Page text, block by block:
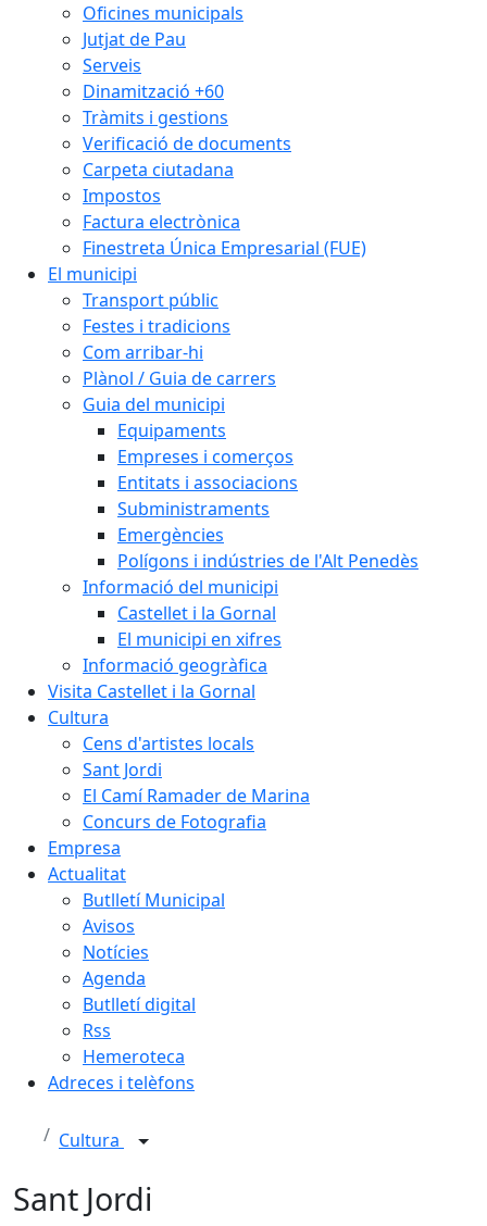
Oficines municipals
Jutjat de Pau
Serveis
Dinamització +60
Tràmits i gestions
Verificació de documents
Carpeta ciutadana
Impostos
Factura electrònica
Finestreta Única Empresarial (FUE)
El municipi
Transport públic
Festes i tradicions
Com arribar-hi
Plànol / Guia de carrers
Guia del municipi
Equipaments
Empreses i comerços
Entitats i associacions
Subministraments
Emergències
Polígons i indústries de l'Alt Penedès
Informació del municipi
Castellet i la Gornal
El municipi en xifres
Informació geogràfica
Visita Castellet i la Gornal
Cultura
Cens d'artistes locals
Sant Jordi
El Camí Ramader de Marina
Concurs de Fotografia
Empresa
Actualitat
Butlletí Municipal
Avisos
Notícies
Agenda
Butlletí digital
Rss
Hemeroteca
Adreces i telèfons
Cultura
Sant Jordi